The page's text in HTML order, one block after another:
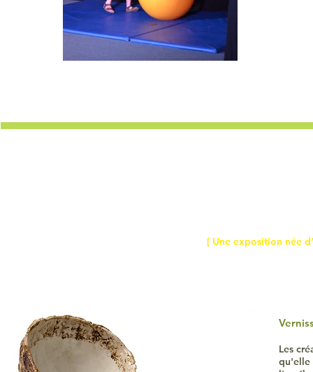
[ Une exposition née
Les
qu'elle